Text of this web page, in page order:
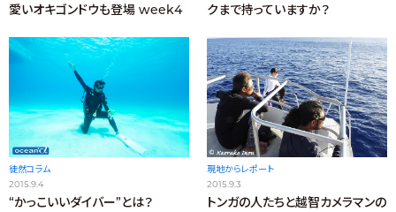
愛いオキゴンドウも登場 week4
クまで持っていますか？
徒然コラム
2015.9.4
“かっこいいダイバー”とは？
現地からレポート
2015.9.3
トンガの人たちと越智カメラマンの